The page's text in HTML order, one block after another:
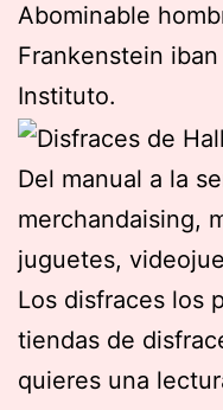
Abominable
Frankenstein
Instituto.
Del manual a la
merchandaising,
juguetes,
Los disfraces los
tiendas de
quieres una